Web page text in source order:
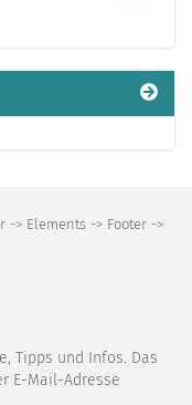
> Elements -> Footer ->
Tipps und Infos. Das
E-Mail-Adresse